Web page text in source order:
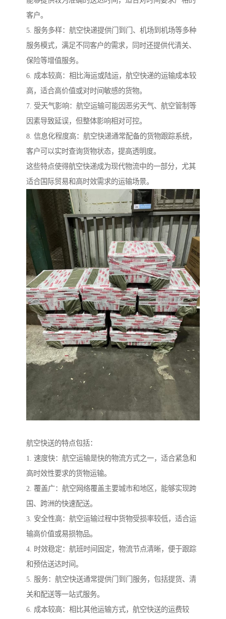
客户。
5. 服务多样：航空快递提供门到门、机场到机场等多种
服务模式，满足不同客户的需求，同时还提供代清关、
保险等增值服务。
6. 成本较高：相比海运或陆运，航空快递的运输成本较
高，适合高价值或对时间敏感的货物。
7. 受天气影响：航空运输可能因恶劣天气、航空管制等
因素导致延误，但整体影响相对可控。
8. 信息化程度高：航空快递通常配备的货物跟踪系统，
客户可以实时查询货物状态，提高透明度。
这些特点使得航空快递成为现代物流中的一部分，尤其
适合国际贸易和高时效需求的运输场景。
航空快送的特点包括：
1. 速度快：航空运输是快的物流方式之一，适合紧急和
高时效性要求的货物运输。
2. 覆盖广：航空网络覆盖主要城市和地区，能够实现跨
国、跨洲的快速配送。
3. 安全性高：航空运输过程中货物受损率较低，适合运
输高价值或易损物品。
4. 时效稳定：航班时间固定，物流节点清晰，便于跟踪
和预估送达时间。
5. 服务：航空快送通常提供门到门服务，包括提货、清
关和配送等一站式服务。
6. 成本较高：相比其他运输方式，航空快送的运费较